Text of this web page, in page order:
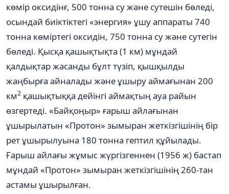
көмір оксидінғ, 500 тонна су және сутешін бөледі,
осындай биіктіктегі «энергия» ұшу аппараты 740
тонна көміртегі оксидін, 750 тонна су және сутегін
бөледі. Қысқа қашықтықта (1 км) мұндай
қалдықтар жасанды бұлт түзіп, қышқылды
жаңбырға айналады және ұшыру аймағынан 200
км2 қашықтыққа дейінгі аймақтың ауа райын
өзгертеді. «Байқоңыр» ғарыш айлағынан
ұшырылатын «Протон» зымыран жеткізгішінің бір
рет ұшырылуына 180 тонна гептил құйылады.
Ғарыш айлағы жұмыс жүргізгеннен (1956 ж) бастап
мұндай «Протон» зымыран жеткізгішінің 260-тан
астамы ұшырылған.